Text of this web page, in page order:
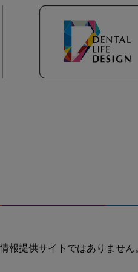
報提供サイトではありません